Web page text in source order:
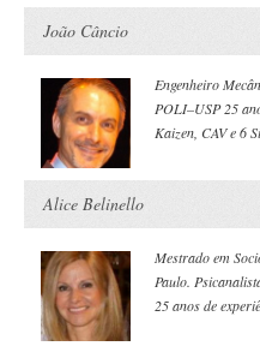
João Câncio
Engenheiro
POLI–USP 25
Kaizen, CAV e 6
Alice Belinello
Mestrado em
Paulo.
25 anos de